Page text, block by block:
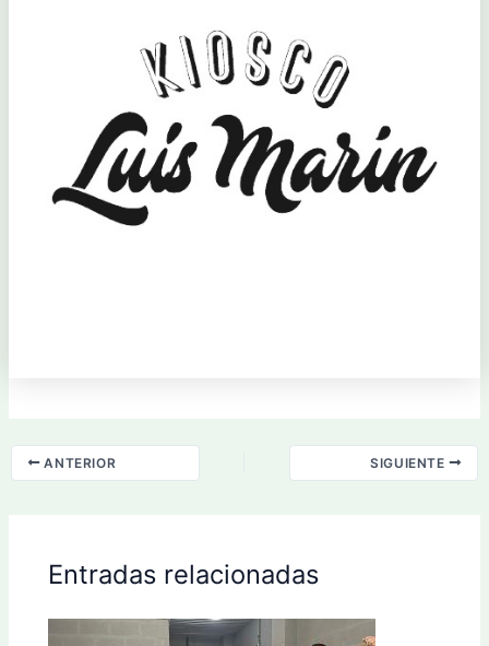
ANTERIOR SIGUIENTE
Entradas relacionadas